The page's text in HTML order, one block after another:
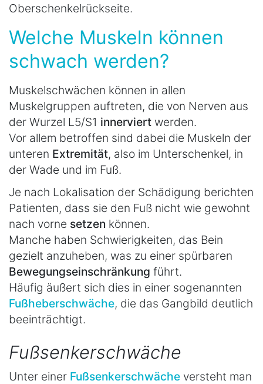
Oberschenkelrückseite.
Welche Muskeln können
schwach werden?
Muskelschwächen können in allen
Muskelgruppen auftreten, die von Nerven aus
der Wurzel L5/S1 innerviert werden.
Vor allem betroffen sind dabei die Muskeln der
unteren Extremität, also im Unterschenkel, in
der Wade und im Fuß.
Je nach Lokalisation der Schädigung berichten
Patienten, dass sie den Fuß nicht wie gewohnt
nach vorne setzen können.
Manche haben Schwierigkeiten, das Bein
gezielt anzuheben, was zu einer spürbaren
Bewegungseinschränkung führt.
Häufig äußert sich dies in einer sogenannten
Fußheberschwäche, die das Gangbild deutlich
beeinträchtigt.
Fußsenkerschwäche
Unter einer Fußsenkerschwäche versteht man